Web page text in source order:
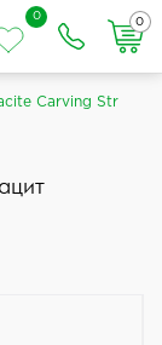
0
0
Carving Str